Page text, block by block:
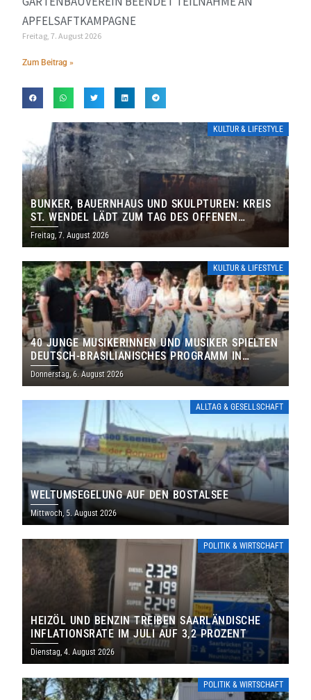
APFELSAFTKAMPAGNE
Freitag, 7. August 2026
Zum Beitrag »
KULTUR & LIFESTYLE
BUNKER, BAUERNHAUS UND SKULPTUREN: KREIS
ST. WENDEL LÄDT ZUM TAG DES OFFENEN
DENKMALS EIN
Freitag, 7. August 2026
KULTUR & LIFESTYLE
40 JUNGE MUSIKERINNEN UND MUSIKER SPIELTEN
DEUTSCH-BRASILIANISCHES PROGRAMM IN
THOLEY
Donnerstag, 6. August 2026
ALLTAG & GESELLSCHAFT
WELTUMSEGELUNG AUF DEN BOSTALSEE
Mittwoch, 5. August 2026
POLITIK & WIRTSCHAFT
HEIZÖL UND BENZIN TREIBEN SAARLÄNDISCHE
INFLATIONSRATE IM JULI AUF 3,2 PROZENT
Dienstag, 4. August 2026
POLITIK & WIRTSCHAFT